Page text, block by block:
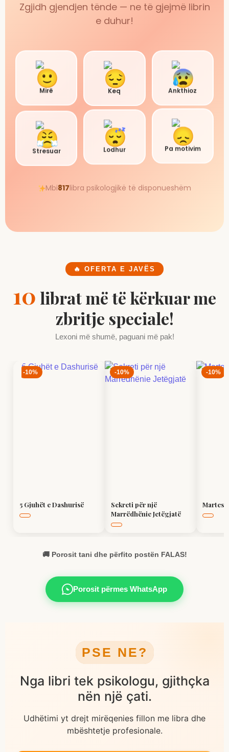
Zgjidh gjendjen tënde — ne të gjejmë librin
e duhur!
Mirë Keq Ankthioz
Stresuar Lodhur Pa motivim
Mbi817libra psikologjikë të disponueshëm
🔥 OFERTA E JAVËS
10 librat më të kërkuar me
zbritje speciale!
Lexoni më shumë, paguani më pak!
-10%
5 Gjuhët e Dashurisë
-10%
Sekreti për një
Marrëdhënie Jetëgjatë
-10%
🚚 Porosit tani dhe përfito postën FALAS!
Porosit përmes WhatsApp
PSE NE?
Nga libri tek psikologu, gjithçka
nën një çati.
Udhëtimi yt drejt mirëqenies fillon me libra dhe
mbështetje profesionale.